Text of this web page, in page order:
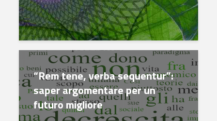
“Rem tene, verba sequentur”:
saper argomentare per un
futuro migliore